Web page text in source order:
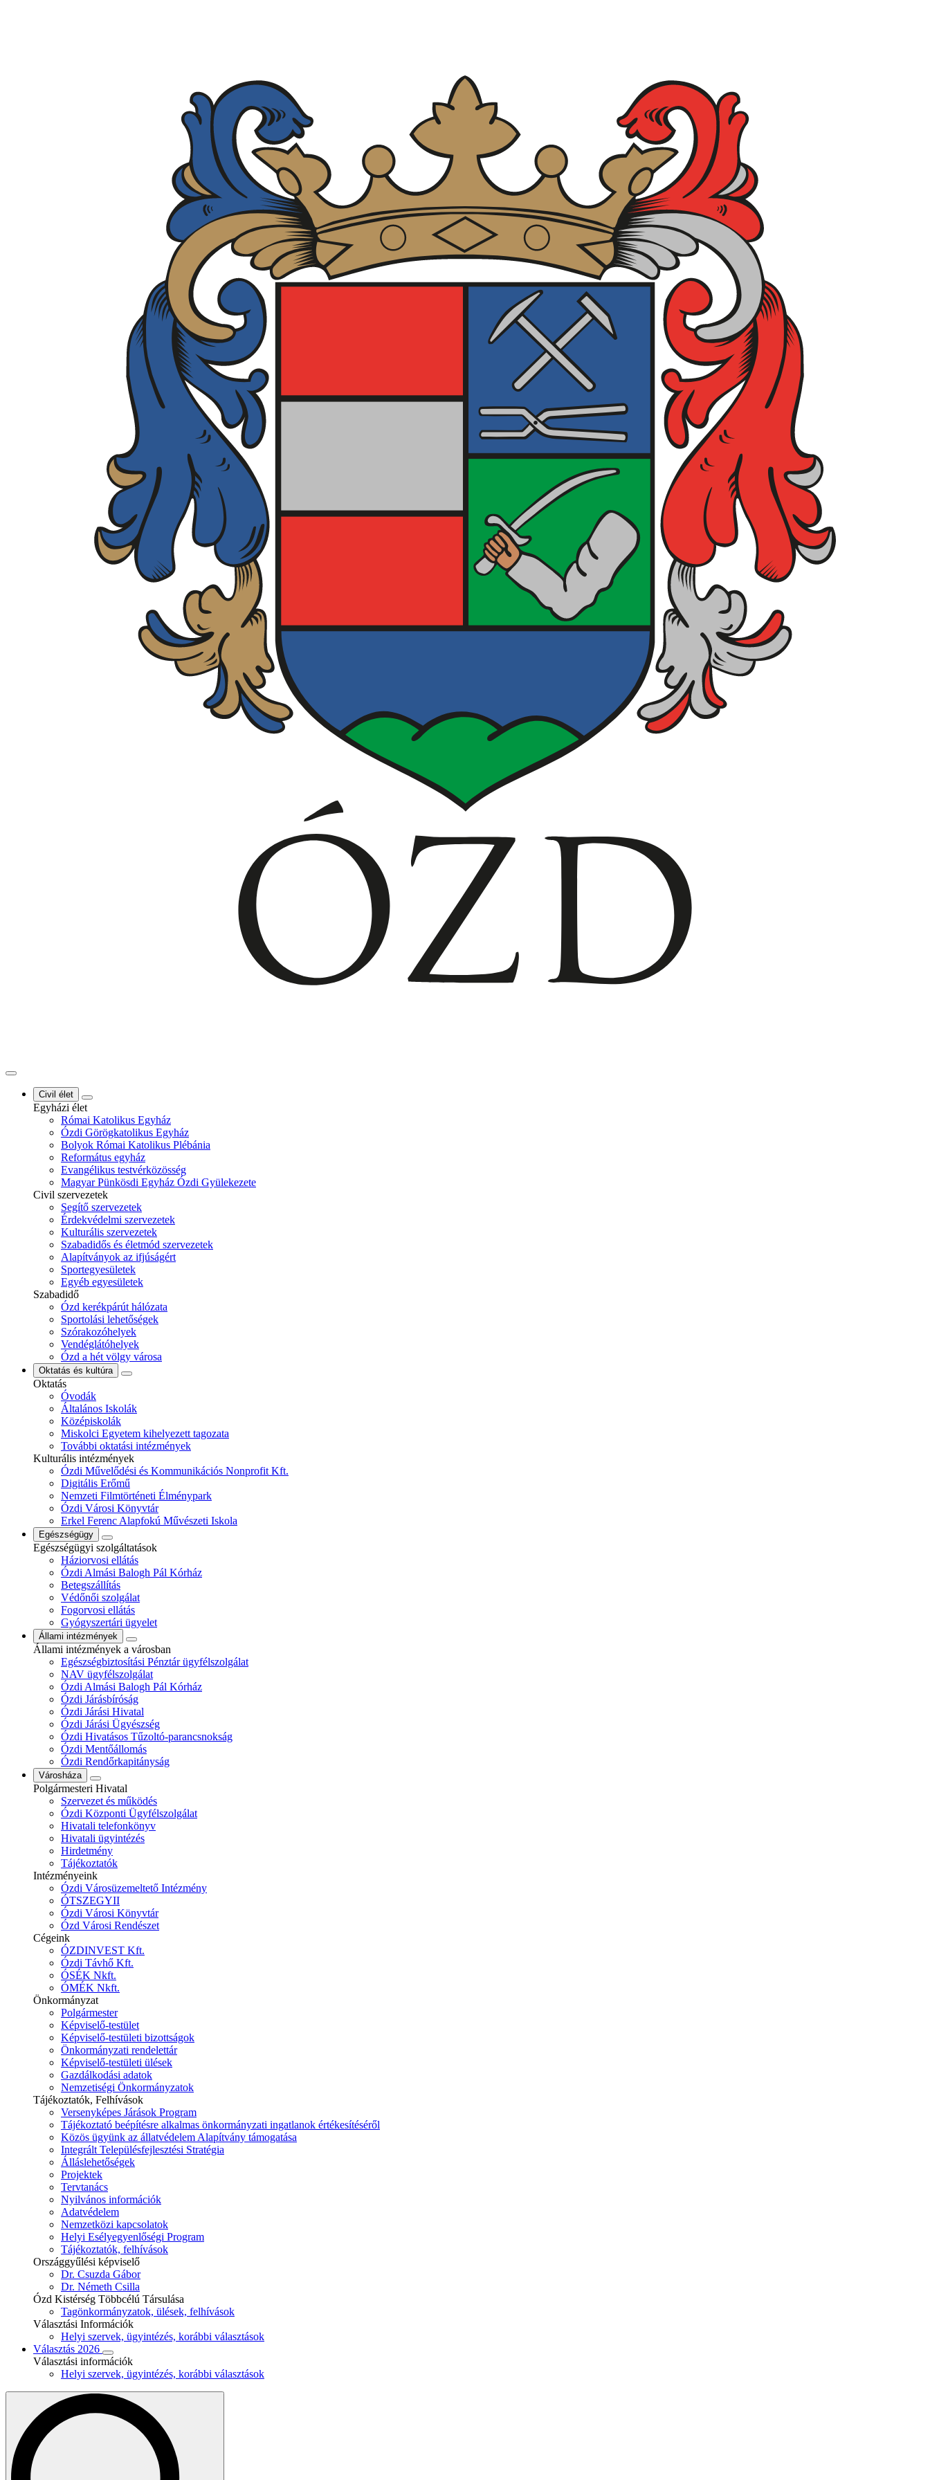
Civil élet
Egyházi élet
Római Katolikus Egyház
Ózdi Görögkatolikus Egyház
Bolyok Római Katolikus Plébánia
Református egyház
Evangélikus testvérközösség
Magyar Pünkösdi Egyház Ózdi Gyülekezete
Civil szervezetek
Segítő szervezetek
Érdekvédelmi szervezetek
Kulturális szervezetek
Szabadidős és életmód szervezetek
Alapítványok az ifjúságért
Sportegyesületek
Egyéb egyesületek
Szabadidő
Ózd kerékpárút hálózata
Sportolási lehetőségek
Szórakozóhelyek
Vendéglátóhelyek
Ózd a hét völgy városa
Oktatás és kultúra
Oktatás
Óvodák
Általános Iskolák
Középiskolák
Miskolci Egyetem kihelyezett tagozata
További oktatási intézmények
Kulturális intézmények
Ózdi Művelődési és Kommunikációs Nonprofit Kft.
Digitális Erőmű
Nemzeti Filmtörténeti Élménypark
Ózdi Városi Könyvtár
Erkel Ferenc Alapfokú Művészeti Iskola
Egészségügy
Egészségügyi szolgáltatások
Háziorvosi ellátás
Ózdi Almási Balogh Pál Kórház
Betegszállítás
Védőnői szolgálat
Fogorvosi ellátás
Gyógyszertári ügyelet
Állami intézmények
Állami intézmények a városban
Egészségbiztosítási Pénztár ügyfélszolgálat
NAV ügyfélszolgálat
Ózdi Almási Balogh Pál Kórház
Ózdi Járásbíróság
Ózdi Járási Hivatal
Ózdi Járási Ügyészség
Ózdi Hivatásos Tűzoltó-parancsnokság
Ózdi Mentőállomás
Ózdi Rendőrkapitányság
Városháza
Polgármesteri Hivatal
Szervezet és működés
Ózdi Központi Ügyfélszolgálat
Hivatali telefonkönyv
Hivatali ügyintézés
Hirdetmény
Tájékoztatók
Intézményeink
Ózdi Városüzemeltető Intézmény
ÓTSZEGYII
Ózdi Városi Könyvtár
Ózd Városi Rendészet
Cégeink
ÓZDINVEST Kft.
Ózdi Távhő Kft.
ÓSÉK Nkft.
ÓMÉK Nkft.
Önkormányzat
Polgármester
Képviselő-testület
Képviselő-testületi bizottságok
Önkormányzati rendelettár
Képviselő-testületi ülések
Gazdálkodási adatok
Nemzetiségi Önkormányzatok
Tájékoztatók, Felhívások
Versenyképes Járások Program
Tájékoztató beépítésre alkalmas önkormányzati ingatlanok értékesítéséről
Közös ügyünk az állatvédelem Alapítvány támogatása
Integrált Településfejlesztési Stratégia
Álláslehetőségek
Projektek
Tervtanács
Nyilvános információk
Adatvédelem
Nemzetközi kapcsolatok
Helyi Esélyegyenlőségi Program
Tájékoztatók, felhívások
Országgyűlési képviselő
Dr. Csuzda Gábor
Dr. Németh Csilla
Ózd Kistérség Többcélú Társulása
Tagönkormányzatok, ülések, felhívások
Választási Információk
Helyi szervek, ügyintézés, korábbi választások
Választás 2026
Választási információk
Helyi szervek, ügyintézés, korábbi választások